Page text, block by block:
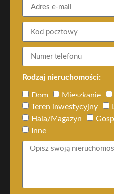
Rodzaj nieruchomości:
Dom Mieszkanie
Teren inwestycyjny
Hala/Magazyn
Inne